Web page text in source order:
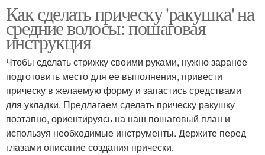
Как сделать прическу 'ракушка' на
средние волосы: пошаговая
инструкция
Чтобы сделать стрижку своими руками, нужно заранее
подготовить место для ее выполнения, привести
прическу в желаемую форму и запастись средствами
для укладки. Предлагаем сделать прическу ракушку
поэтапно, ориентируясь на наш пошаговый план и
используя необходимые инструменты. Держите перед
глазами описание создания прически.